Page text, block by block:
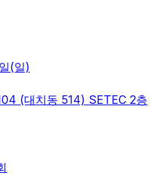
(일)
(대치동 514) SETEC 2층